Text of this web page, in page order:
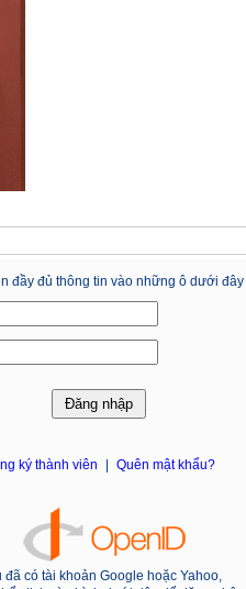
đầy đủ thông tin vào những ô dưới đây
ký thành viên Quên mật khẩu?
đã có tài khoản Google hoặc Yahoo,